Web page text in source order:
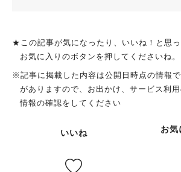
★この記事が気になったり、いいね！と思
お気に入りのボタンを押してくださいね。
※記事に掲載した内容は公開日時点の情報
がありますので、お出かけ、サービス利
情報の確認をしてください
いいね お気